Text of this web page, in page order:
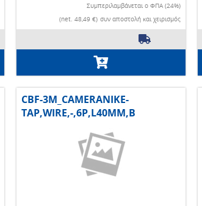
Συμπεριλαμβάνεται ο ΦΠΑ (24%)
(net. 48,49 €) συν αποστολή και χειρισμός
CBF-3M_CAMERANIKE-
TAP,WIRE,-,6P,L40MM,B